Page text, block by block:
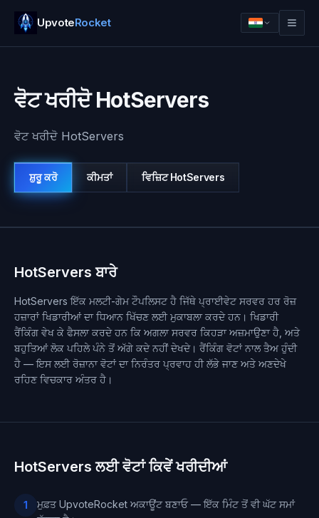
UpvoteRocket
ਵੋਟ ਖਰੀਦੋ HotServers
ਵੋਟ ਖਰੀਦੋ HotServers
ਸ਼ੁਰੂ ਕਰੋ ਕੀਮਤਾਂ ਵਿਜ਼ਿਟ HotServers
HotServers ਬਾਰੇ
HotServers ਇੱਕ ਮਲਟੀ-ਗੇਮ ਟੌਪਲਿਸਟ ਹੈ ਜਿੱਥੇ ਪ੍ਰਾਈਵੇਟ ਸਰਵਰ ਹਰ ਰੋਜ਼
ਹਜ਼ਾਰਾਂ ਖਿਡਾਰੀਆਂ ਦਾ ਧਿਆਨ ਖਿੱਚਣ ਲਈ ਮੁਕਾਬਲਾ ਕਰਦੇ ਹਨ। ਖਿਡਾਰੀ
ਰੈਂਕਿੰਗ ਵੇਖ ਕੇ ਫੈਸਲਾ ਕਰਦੇ ਹਨ ਕਿ ਅਗਲਾ ਸਰਵਰ ਕਿਹੜਾ ਅਜ਼ਮਾਉਣਾ ਹੈ, ਅਤੇ
ਬਹੁਤਿਆਂ ਲੋਕ ਪਹਿਲੇ ਪੰਨੇ ਤੋਂ ਅੱਗੇ ਕਦੇ ਨਹੀਂ ਦੇਖਦੇ। ਰੈਂਕਿੰਗ ਵੋਟਾਂ ਨਾਲ ਤੈਅ ਹੁੰਦੀ
ਹੈ — ਇਸ ਲਈ ਰੋਜ਼ਾਨਾ ਵੋਟਾਂ ਦਾ ਨਿਰੰਤਰ ਪ੍ਰਵਾਹ ਹੀ ਲੱਭੇ ਜਾਣ ਅਤੇ ਅਣਦੇਖੇ
ਰਹਿਣ ਵਿਚਕਾਰ ਅੰਤਰ ਹੈ।
HotServers ਲਈ ਵੋਟਾਂ ਕਿਵੇਂ ਖਰੀਦੀਆਂ
1
ਮੁਫ਼ਤ UpvoteRocket ਅਕਾਊਂਟ ਬਣਾਓ — ਇੱਕ ਮਿੰਟ ਤੋਂ ਵੀ ਘੱਟ ਸਮਾਂ